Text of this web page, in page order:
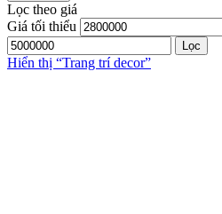
Lọc theo giá
Giá tối thiểu
Lọc
Hiển thị “Trang trí decor”